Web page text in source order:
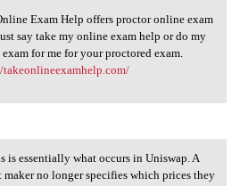
Exam Help offers
Exam Help offers proctor online exam
say take my online exam help or do my
for me for your proctored exam.
is essentially what
is essentially what occurs in Uniswap. A
maker no longer specifies which prices they